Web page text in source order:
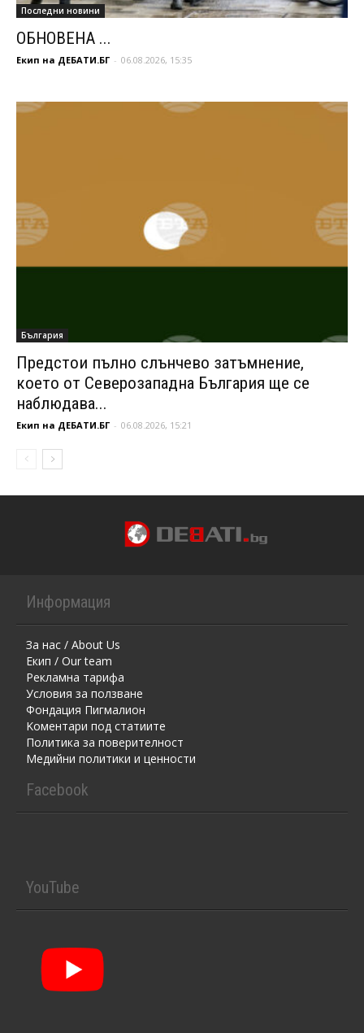
Последни новини
ОБНОВЕНА ...
Екип на ДЕБАТИ.БГ - 06.08.2026, 15:35
България
Предстои пълно слънчево затъмнение,
което от Северозападна България ще се
наблюдава...
Екип на ДЕБАТИ.БГ - 06.08.2026, 15:21
Информация
За нас / About Us
Екип / Our team
Рекламна тарифа
Условия за ползване
Фондация Пигмалион
Kоментaри под статиите
Политика за поверителност
Медийни политики и ценности
Facebook
YouTube